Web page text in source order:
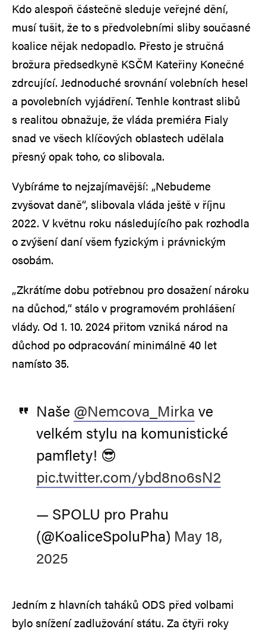
Kdo alespoň částečně sleduje veřejné dění,
musí tušit, že to s předvolebními sliby současné
koalice nějak nedopadlo. Přesto je stručná
brožura předsedkyně KSČM Kateřiny Konečné
zdrcující. Jednoduché srovnání volebních hesel
a povolebních vyjádření. Tenhle kontrast slibů
s realitou obnažuje, že vláda premiéra Fialy
snad ve všech klíčových oblastech udělala
přesný opak toho, co slibovala.
Vybíráme to nejzajímavější: „Nebudeme
zvyšovat daně“, slibovala vláda ještě v říjnu
2022. V květnu roku následujícího pak rozhodla
o zvýšení daní všem fyzickým i právnickým
osobám.
„Zkrátíme dobu potřebnou pro dosažení nároku
na důchod,“ stálo v programovém prohlášení
vlády. Od 1. 10. 2024 přitom vzniká národ na
důchod po odpracování minimálně 40 let
namísto 35.
Naše @Nemcova_Mirka ve
velkém stylu na komunistické
pamflety! 😎
pic.twitter.com/ybd8no6sN2
— SPOLU pro Prahu
(@KoaliceSpoluPha) May 18,
2025
Jedním z hlavních taháků ODS před volbami
bylo snížení zadlužování státu. Za čtyři roky